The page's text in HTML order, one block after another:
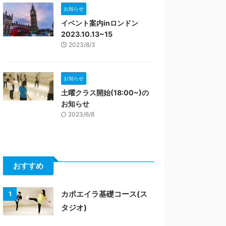
お知らせ
イベント案内inロンドン
2023.10.13~15
2023/8/3
お知らせ
土曜クラス開始(18:00~)の
お知らせ
2023/6/8
おすすめ
1
カポエイラ基礎コース(ス
タジオ)